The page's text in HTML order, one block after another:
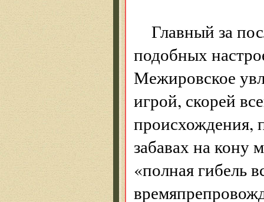
Главный за
подобных
Межировское
игрой, скорей
происхождения,
забавах на кону
«полная гибель